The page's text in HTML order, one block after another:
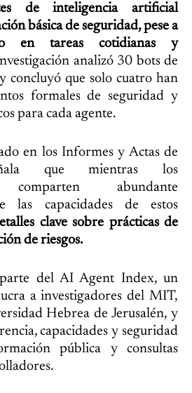
de inteligencia artificial
básica de seguridad, pese a
en tareas cotidianas y
analizó 30 bots de
concluyó que solo cuatro han
formales de seguridad y
para cada agente.
en los Informes y Actas de
que mientras los
comparten abundante
las capacidades de estos
clave sobre prácticas de
de riesgos.
del AI Agent Index, un
a investigadores del MIT,
Hebrea de Jerusalén, y
capacidades y seguridad
pública y consultas